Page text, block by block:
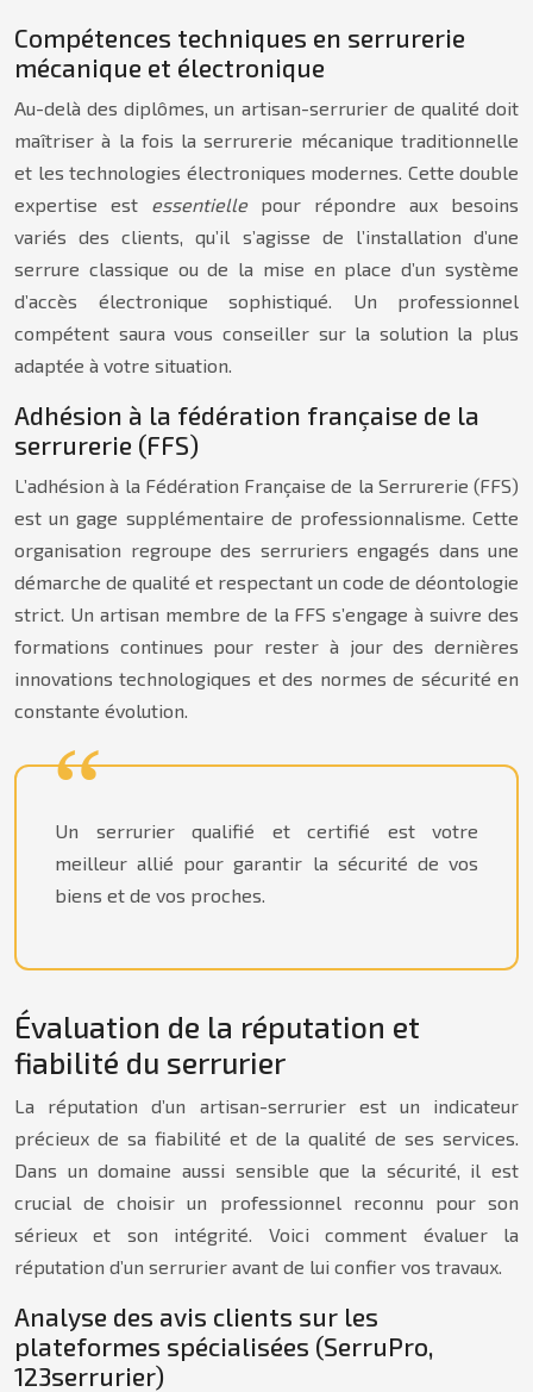
Compétences techniques en serrurerie
mécanique et électronique
Au-delà des diplômes, un artisan-serrurier de qualité doit
maîtriser à la fois la serrurerie mécanique traditionnelle
et les technologies électroniques modernes. Cette double
expertise est essentielle pour répondre aux besoins
variés des clients, qu’il s’agisse de l’installation d’une
serrure classique ou de la mise en place d’un système
d’accès électronique sophistiqué. Un professionnel
compétent saura vous conseiller sur la solution la plus
adaptée à votre situation.
Adhésion à la fédération française de la
serrurerie (FFS)
L’adhésion à la Fédération Française de la Serrurerie (FFS)
est un gage supplémentaire de professionnalisme. Cette
organisation regroupe des serruriers engagés dans une
démarche de qualité et respectant un code de déontologie
strict. Un artisan membre de la FFS s’engage à suivre des
formations continues pour rester à jour des dernières
innovations technologiques et des normes de sécurité en
constante évolution.
Un serrurier qualifié et certifié est votre
meilleur allié pour garantir la sécurité de vos
biens et de vos proches.
Évaluation de la réputation et
fiabilité du serrurier
La réputation d’un artisan-serrurier est un indicateur
précieux de sa fiabilité et de la qualité de ses services.
Dans un domaine aussi sensible que la sécurité, il est
crucial de choisir un professionnel reconnu pour son
sérieux et son intégrité. Voici comment évaluer la
réputation d’un serrurier avant de lui confier vos travaux.
Analyse des avis clients sur les
plateformes spécialisées (SerruPro,
123serrurier)